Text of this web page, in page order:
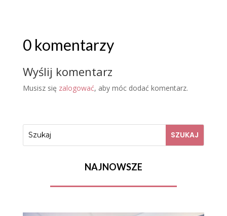
0 komentarzy
Wyślij komentarz
Musisz się zalogować, aby móc dodać komentarz.
NAJNOWSZE